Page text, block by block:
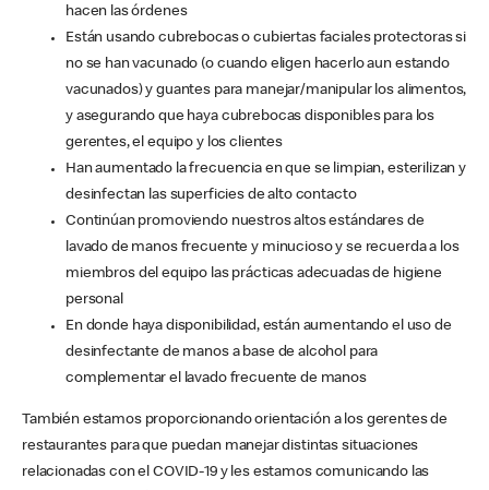
hacen las órdenes
Están usando cubrebocas o cubiertas faciales protectoras si
no se han vacunado (o cuando eligen hacerlo aun estando
vacunados) y guantes para manejar/manipular los alimentos,
y asegurando que haya cubrebocas disponibles para los
gerentes, el equipo y los clientes
Han aumentado la frecuencia en que se limpian, esterilizan y
desinfectan las superficies de alto contacto
Continúan promoviendo nuestros altos estándares de
lavado de manos frecuente y minucioso y se recuerda a los
miembros del equipo las prácticas adecuadas de higiene
personal
En donde haya disponibilidad, están aumentando el uso de
desinfectante de manos a base de alcohol para
complementar el lavado frecuente de manos
También estamos proporcionando orientación a los gerentes de
restaurantes para que puedan manejar distintas situaciones
relacionadas con el COVID-19 y les estamos comunicando las